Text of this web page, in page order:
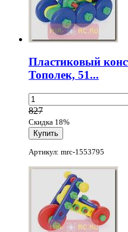
Пластиковый
Тополек, 51...
827
Скидка 18%
Артикул: mrc-1553795